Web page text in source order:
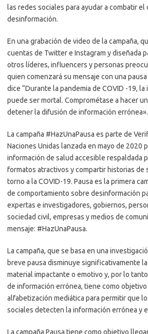
las redes sociales para ayudar a combatir
desinformación.
En una grabación de video de la campaña,
cuentas de Twitter e Instagram y diseñada
otros líderes, influencers y personas
quien comenzará su mensaje con una
dice “Durante la pandemia de COVID -19,
puede ser mortal. Comprométase a hacer
detener la difusión de información errónea».
La campaña #HazUnaPausa es parte de
Naciones Unidas lanzada en mayo de 2020
información de salud accesible respaldada
formatos atractivos y compartir historias de
torno a la COVID-19. Pausa es la primera
de comportamiento sobre desinformación
expertas e investigadores, gobiernos,
sociedad civil, empresas y medios de
mensaje: #HazUnaPausa.
La campaña, que se basa en una
breve pausa disminuye significativamente
material impactante o emotivo y, por lo
de información errónea, tiene como
alfabetización mediática para permitir que
sociales detecten la información errónea y
La campaña Pausa tiene como objetivo